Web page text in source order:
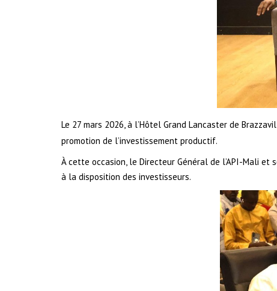
Le 27 mars 2026, à l’Hôtel Grand Lancaster de
promotion de l’investissement productif.
À cette occasion, le Directeur Général de l’API-Mali et
à la disposition des investisseurs.